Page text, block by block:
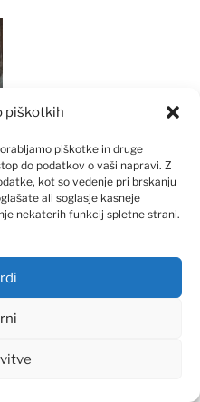
piškotkih
piškotke in druge
do podatkov o vaši napravi. Z
kot so vedenje pri brskanju
ali soglasje kasneje
nekaterih funkcij spletne strani.
POLIČNIK iz
v ČETRTEK, 3.10.2024
poslovilni vežici. Svojci